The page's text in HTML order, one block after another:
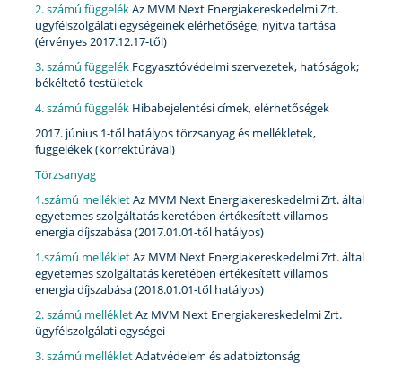
2. számú függelékAz MVM Next Energiakereskedelmi Zrt.
ügyfélszolgálati egységeinek elérhetősége, nyitva tartása
(érvényes 2017.12.17-től)
3. számú függelék Fogyasztóvédelmi szervezetek, hatóságok;
békéltető testületek
4. számú függelék Hibabejelentési címek, elérhetőségek
2017. június 1-től hatályos törzsanyag és mellékletek,
függelékek (korrektúrával)
Törzsanyag
1.számú mellékletAz MVM Next Energiakereskedelmi Zrt. által
egyetemes szolgáltatás keretében értékesített villamos
energia díjszabása (2017.01.01-től hatályos)
1.számú mellékletAz MVM Next Energiakereskedelmi Zrt. által
egyetemes szolgáltatás keretében értékesített villamos
energia díjszabása (2018.01.01-től hatályos)
2. számú mellékletAz MVM Next Energiakereskedelmi Zrt.
ügyfélszolgálati egységei
3. számú mellékletAdatvédelem és adatbiztonság